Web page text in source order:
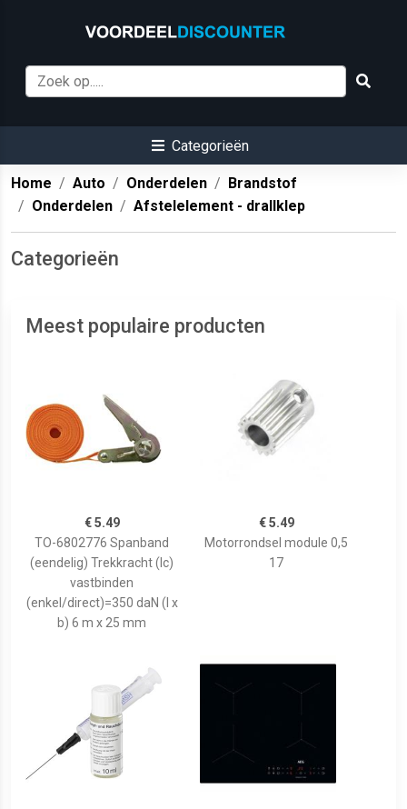
Categorieën
Home Auto Onderdelen
Brandstof
Onderdelen
Afstelelement - drallklep
Categorieën
Meest populaire producten
€ 5.49
TO-6802776 Spanband
(eendelig) Trekkracht (lc)
vastbinden
(enkel/direct)=350 daN (l x
b) 6 m x 25 mm
€ 5.49
Motorrondsel module 0,5
17